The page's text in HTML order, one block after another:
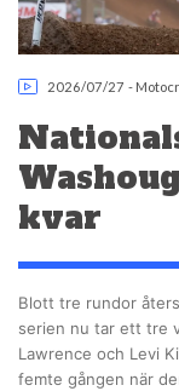
2026/07/27 -
kvar
Blott tre rundor
serien nu tar ett tre
Lawrence och Levi
femte gången när